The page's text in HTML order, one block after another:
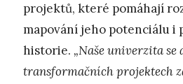
projektů, které pomáhají
mapování jeho potenciálu i
historie. „Naše univerzita se
transformačních projektech